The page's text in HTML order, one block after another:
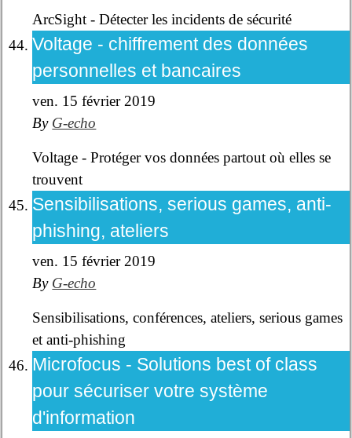
ArcSight - Détecter les incidents de sécurité
Voltage - chiffrement des données
personnelles et bancaires
ven. 15 février 2019
By G-echo
Voltage - Protéger vos données partout où elles se
trouvent
Sensibilisations, serious games, anti-
phishing, ateliers
ven. 15 février 2019
By G-echo
Sensibilisations, conférences, ateliers, serious games
et anti-phishing
Microfocus - Solutions best of class
pour sécuriser votre système
d'information